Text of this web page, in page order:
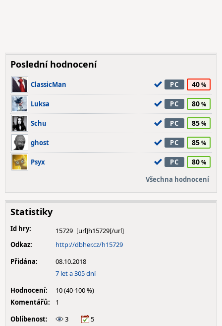
Poslední hodnocení
ClassicMan PC 40
Luksa PC 80
Schu PC 85
ghost PC 85
Psyx PC 80
Všechna hodnocení
Statistiky
Id hry:
15729
Odkaz:
http://dbher.cz/h15729
Přidána:
08.10.2018
7 let a 305 dní
Hodnocení:
10 (40-100 %)
Komentářů:
1
Oblíbenost:
3
5